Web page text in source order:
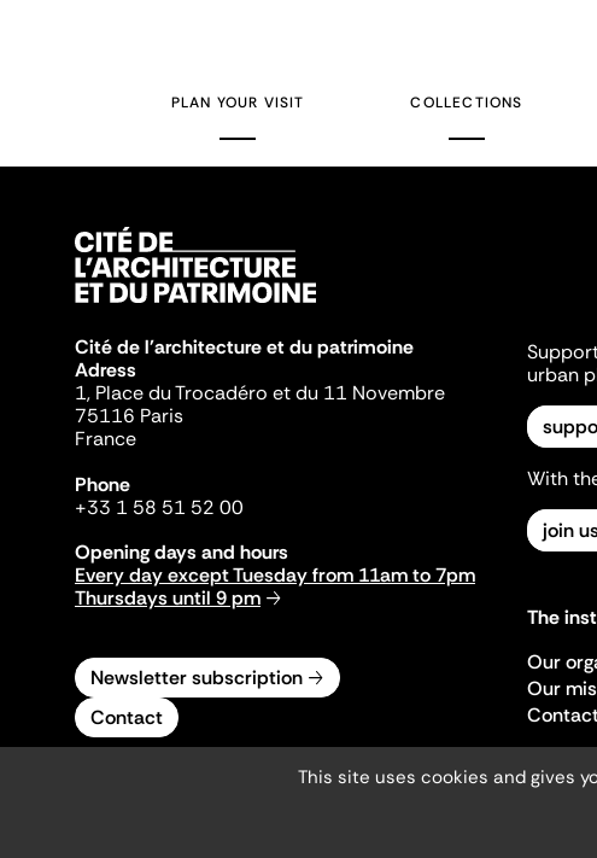
PLAN YOUR VISIT COLLECTIONS
Cité de l'architecture et du patrimoine
Adress
1, Place du Trocadéro et du 11 Novembre
75116 Paris
France
Phone
+33 1 58 51 52 00
Opening days and hours
Every day except Tuesday from 11am to 7pm
Thursdays until 9 pm
Newsletter subscription
Contact
urban
With
join
The
Our
Our
This site uses cookies and gives